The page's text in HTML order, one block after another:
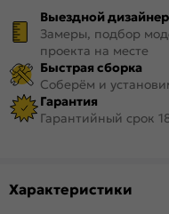
Выездной дизайнер
Замеры, подбор
проекта на месте
Быстрая сборка
Соберём и
Гарантия
Гарантийный срок
Характеристики